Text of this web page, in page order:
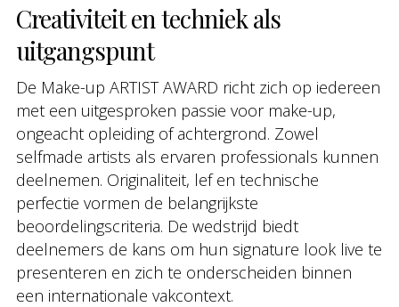
Creativiteit en techniek als
uitgangspunt
De Make-up ARTIST AWARD richt zich op iedereen
met een uitgesproken passie voor make-up,
ongeacht opleiding of achtergrond. Zowel
selfmade artists als ervaren professionals kunnen
deelnemen. Originaliteit, lef en technische
perfectie vormen de belangrijkste
beoordelingscriteria. De wedstrijd biedt
deelnemers de kans om hun signature look live te
presenteren en zich te onderscheiden binnen
een internationale vakcontext.